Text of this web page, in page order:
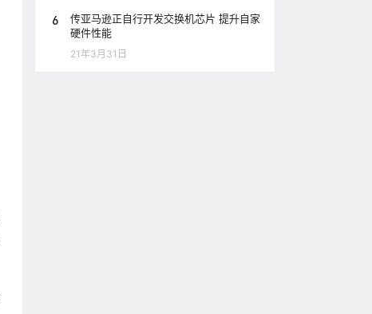
6
传亚马逊正自行开发交换机芯片 提升自家
硬件性能
21年3月31日